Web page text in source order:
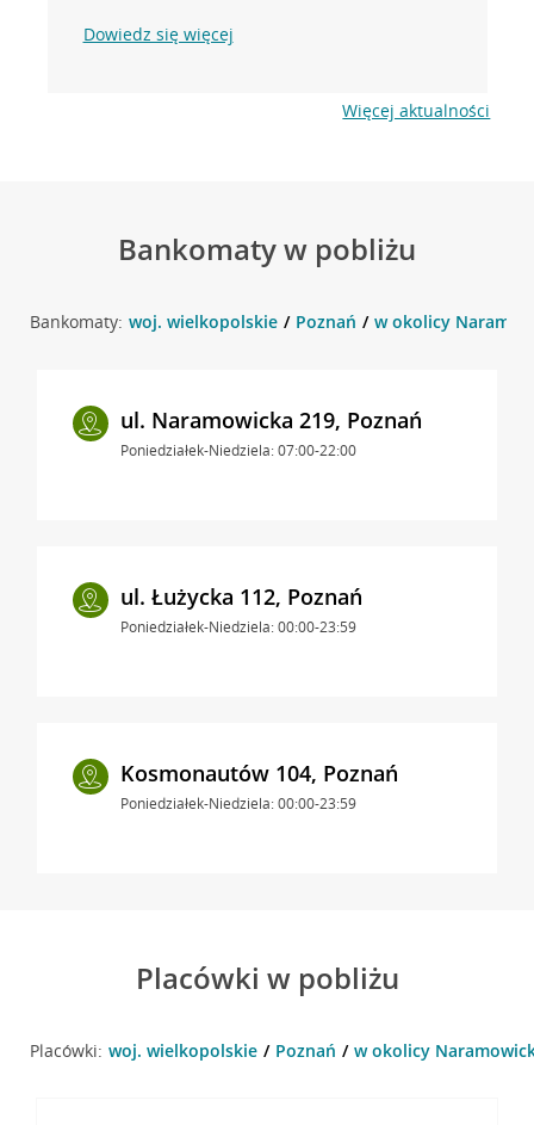
Dowiedz się więcej
Więcej aktualności
Bankomaty w pobliżu
Bankomaty: woj. wielkopolskie Poznań w okolicy
ul. Naramowicka 219, Poznań
Poniedziałek-Niedziela: 07:00-22:00
ul. Łużycka 112, Poznań
Poniedziałek-Niedziela: 00:00-23:59
Kosmonautów 104, Poznań
Poniedziałek-Niedziela: 00:00-23:59
Placówki w pobliżu
Placówki: woj. wielkopolskie Poznań w okolicy